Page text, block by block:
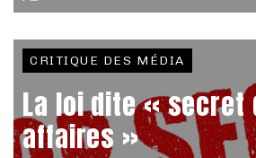
CRITIQUE DES MÉDIA
La loi dite « secret
affaires »